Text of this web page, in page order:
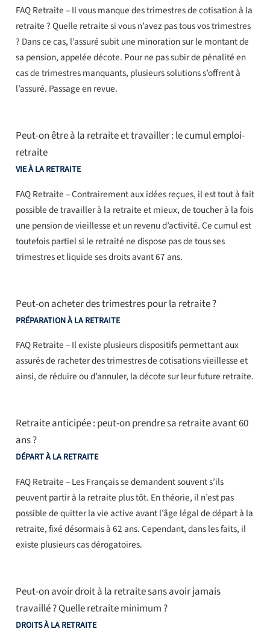
FAQ Retraite – Il vous manque des trimestres de cotisation à la
retraite ? Quelle retraite si vous n’avez pas tous vos trimestres
? Dans ce cas, l’assuré subit une minoration sur le montant de
sa pension, appelée décote. Pour ne pas subir de pénalité en
cas de trimestres manquants, plusieurs solutions s’offrent à
l’assuré. Passage en revue.
Peut-on être à la retraite et travailler : le cumul emploi-
retraite
VIE À LA RETRAITE
FAQ Retraite – Contrairement aux idées reçues, il est tout à fait
possible de travailler à la retraite et mieux, de toucher à la fois
une pension de vieillesse et un revenu d’activité. Ce cumul est
toutefois partiel si le retraité ne dispose pas de tous ses
trimestres et liquide ses droits avant 67 ans.
Peut-on acheter des trimestres pour la retraite ?
PRÉPARATION À LA RETRAITE
FAQ Retraite – Il existe plusieurs dispositifs permettant aux
assurés de racheter des trimestres de cotisations vieillesse et
ainsi, de réduire ou d’annuler, la décote sur leur future retraite.
Retraite anticipée : peut-on prendre sa retraite avant 60
ans ?
DÉPART À LA RETRAITE
FAQ Retraite – Les Français se demandent souvent s’ils
peuvent partir à la retraite plus tôt. En théorie, il n’est pas
possible de quitter la vie active avant l’âge légal de départ à la
retraite, fixé désormais à 62 ans. Cependant, dans les faits, il
existe plusieurs cas dérogatoires.
Peut-on avoir droit à la retraite sans avoir jamais
travaillé ? Quelle retraite minimum ?
DROITS À LA RETRAITE